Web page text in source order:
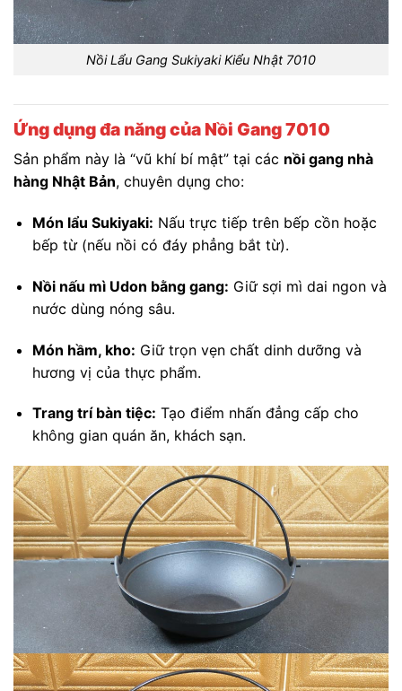
Nồi Lẩu Gang Sukiyaki Kiểu Nhật 7010
Ứng dụng đa năng của Nồi Gang 7010
Sản phẩm này là “vũ khí bí mật” tại các nồi gang nhà
hàng Nhật Bản, chuyên dụng cho:
Món lẩu Sukiyaki: Nấu trực tiếp trên bếp cồn hoặc
bếp từ (nếu nồi có đáy phẳng bắt từ).
Nồi nấu mì Udon bằng gang: Giữ sợi mì dai ngon và
nước dùng nóng sâu.
Món hầm, kho: Giữ trọn vẹn chất dinh dưỡng và
hương vị của thực phẩm.
Trang trí bàn tiệc: Tạo điểm nhấn đẳng cấp cho
không gian quán ăn, khách sạn.